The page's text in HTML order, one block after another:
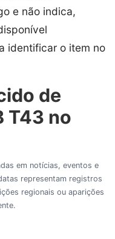
e não indica,
identificar o item no
de
T43 no
em notícias, eventos e
representam registros
regionais ou aparições